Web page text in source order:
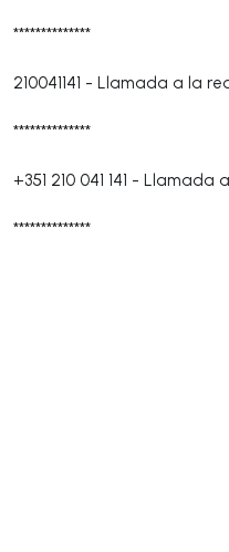
**************
210041141 - Llamada a la
**************
+351 210 041 141 - Llamada
**************